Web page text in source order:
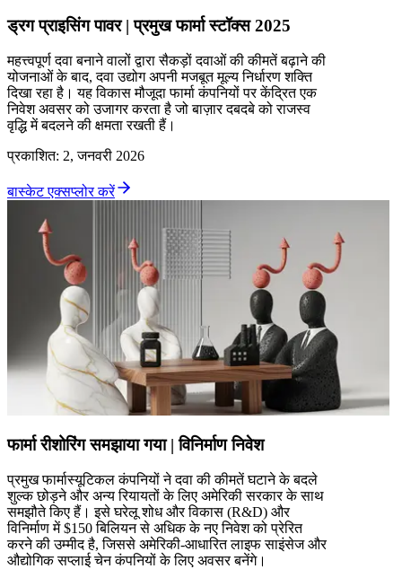
ड्रग प्राइसिंग पावर | प्रमुख फार्मा स्टॉक्स 2025
महत्त्वपूर्ण दवा बनाने वालों द्वारा सैकड़ों दवाओं की कीमतें बढ़ाने की
योजनाओं के बाद, दवा उद्योग अपनी मजबूत मूल्य निर्धारण शक्ति
दिखा रहा है। यह विकास मौजूदा फार्मा कंपनियों पर केंद्रित एक
निवेश अवसर को उजागर करता है जो बाज़ार दबदबे को राजस्व
वृद्धि में बदलने की क्षमता रखती हैं।
प्रकाशित: 2, जनवरी 2026
बास्केट एक्सप्लोर करें
फार्मा रीशोरिंग समझाया गया | विनिर्माण निवेश
प्रमुख फार्मास्यूटिकल कंपनियों ने दवा की कीमतें घटाने के बदले
शुल्क छोड़ने और अन्य रियायतों के लिए अमेरिकी सरकार के साथ
समझौते किए हैं। इसे घरेलू शोध और विकास (R&D) और
विनिर्माण में $150 बिलियन से अधिक के नए निवेश को प्रेरित
करने की उम्मीद है, जिससे अमेरिकी-आधारित लाइफ साइंसेज और
औद्योगिक सप्लाई चेन कंपनियों के लिए अवसर बनेंगे।